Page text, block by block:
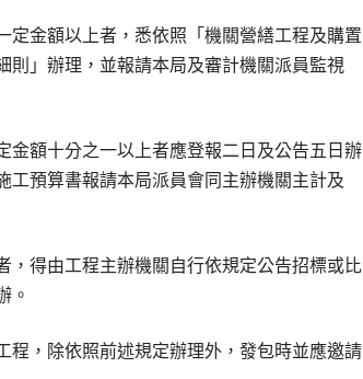
定金額以上者，悉依照「機關營繕工程及購置
則」辦理，並報請本局及審計機關派員監視
金額十分之一以上者應登報二日及公告五日辦
工預算書報請本局派員會同主辦機關主計及
，得由工程主辦機關自行依規定公告招標或比
程，除依照前述規定辦理外，發包時並應邀請